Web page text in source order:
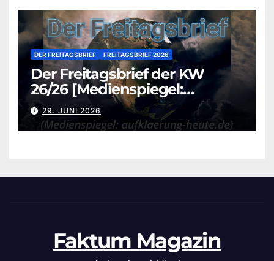
DER FREITAGSBRIEF FREITAGSBRIEF 2026
Der Freitagsbrief der KW
26/26 [Medienspiegel:
aufklaerung-heute.de]
29. JUNI 2026
Faktum Magazin